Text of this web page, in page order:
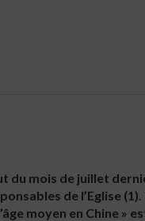
du mois de juillet
de l’Eglise (1).
moyen en Chine »